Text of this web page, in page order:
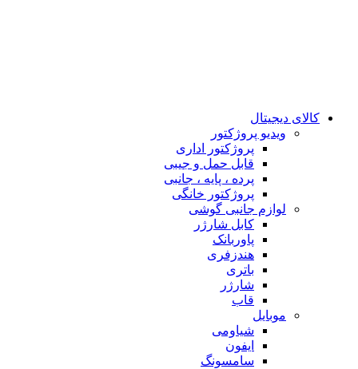
کالای دیجیتال
ويدیو پروژكتور
پروژکتور اداری
قابل حمل و جیبی
پرده ، پایه ، جانبی
پروژکتور خانگی
لوازم جانبی گوشی
کابل شارژر
پاوربانک
هندزفری
باتری
شارژر
قاب
موبایل
شیاومی
ایفون
سامسونگ